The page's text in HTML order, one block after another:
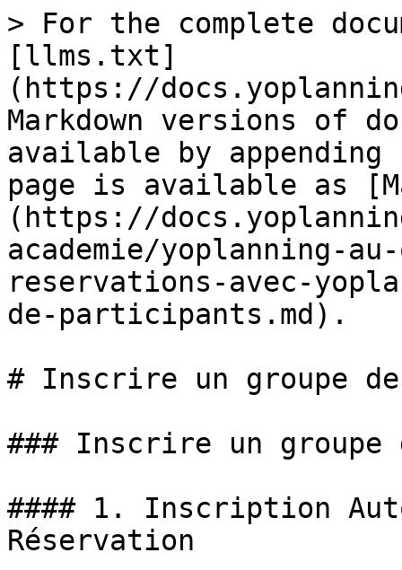
> For the complete
[llms.txt]
(https://
Markdown versions of
available by
page is available as
(https://
academie/yoplanning-
reservations-avec-
de-participants.md).
# Inscrire un groupe
### Inscrire un
#### 1. Inscription
Réservation